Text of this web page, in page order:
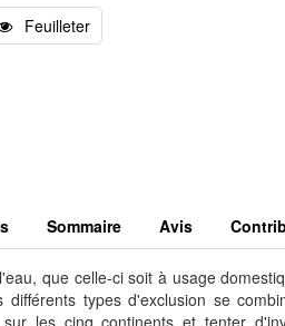
Feuilleter
Sommaire Avis
que celle-ci soit à usage
types d'exclusion se
les cinq continents et tenter